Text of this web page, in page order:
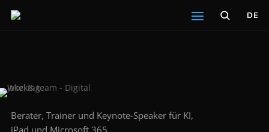
DE
Berater, Trainer und Keynote-Speaker für KI,
iPad und Microsoft 365.